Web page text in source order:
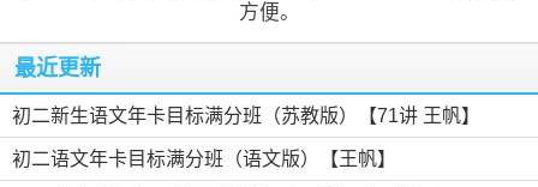
方便。
最近更新
初二新生语文年卡目标满分班（苏教版）【71讲 王帆】
初二语文年卡目标满分班（语文版）【王帆】